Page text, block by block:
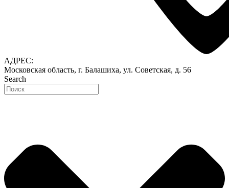
АДРЕС:
Московская область, г. Балашиха, ул. Советская, д. 56
Search